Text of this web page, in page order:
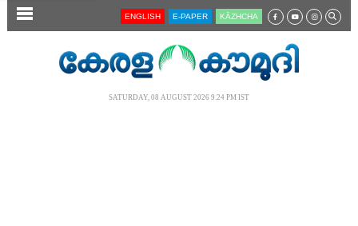
SECTIONS ENGLISH E-PAPER KĀZHCHA
SATURDAY, 08 AUGUST 2026 9.24 PM IST